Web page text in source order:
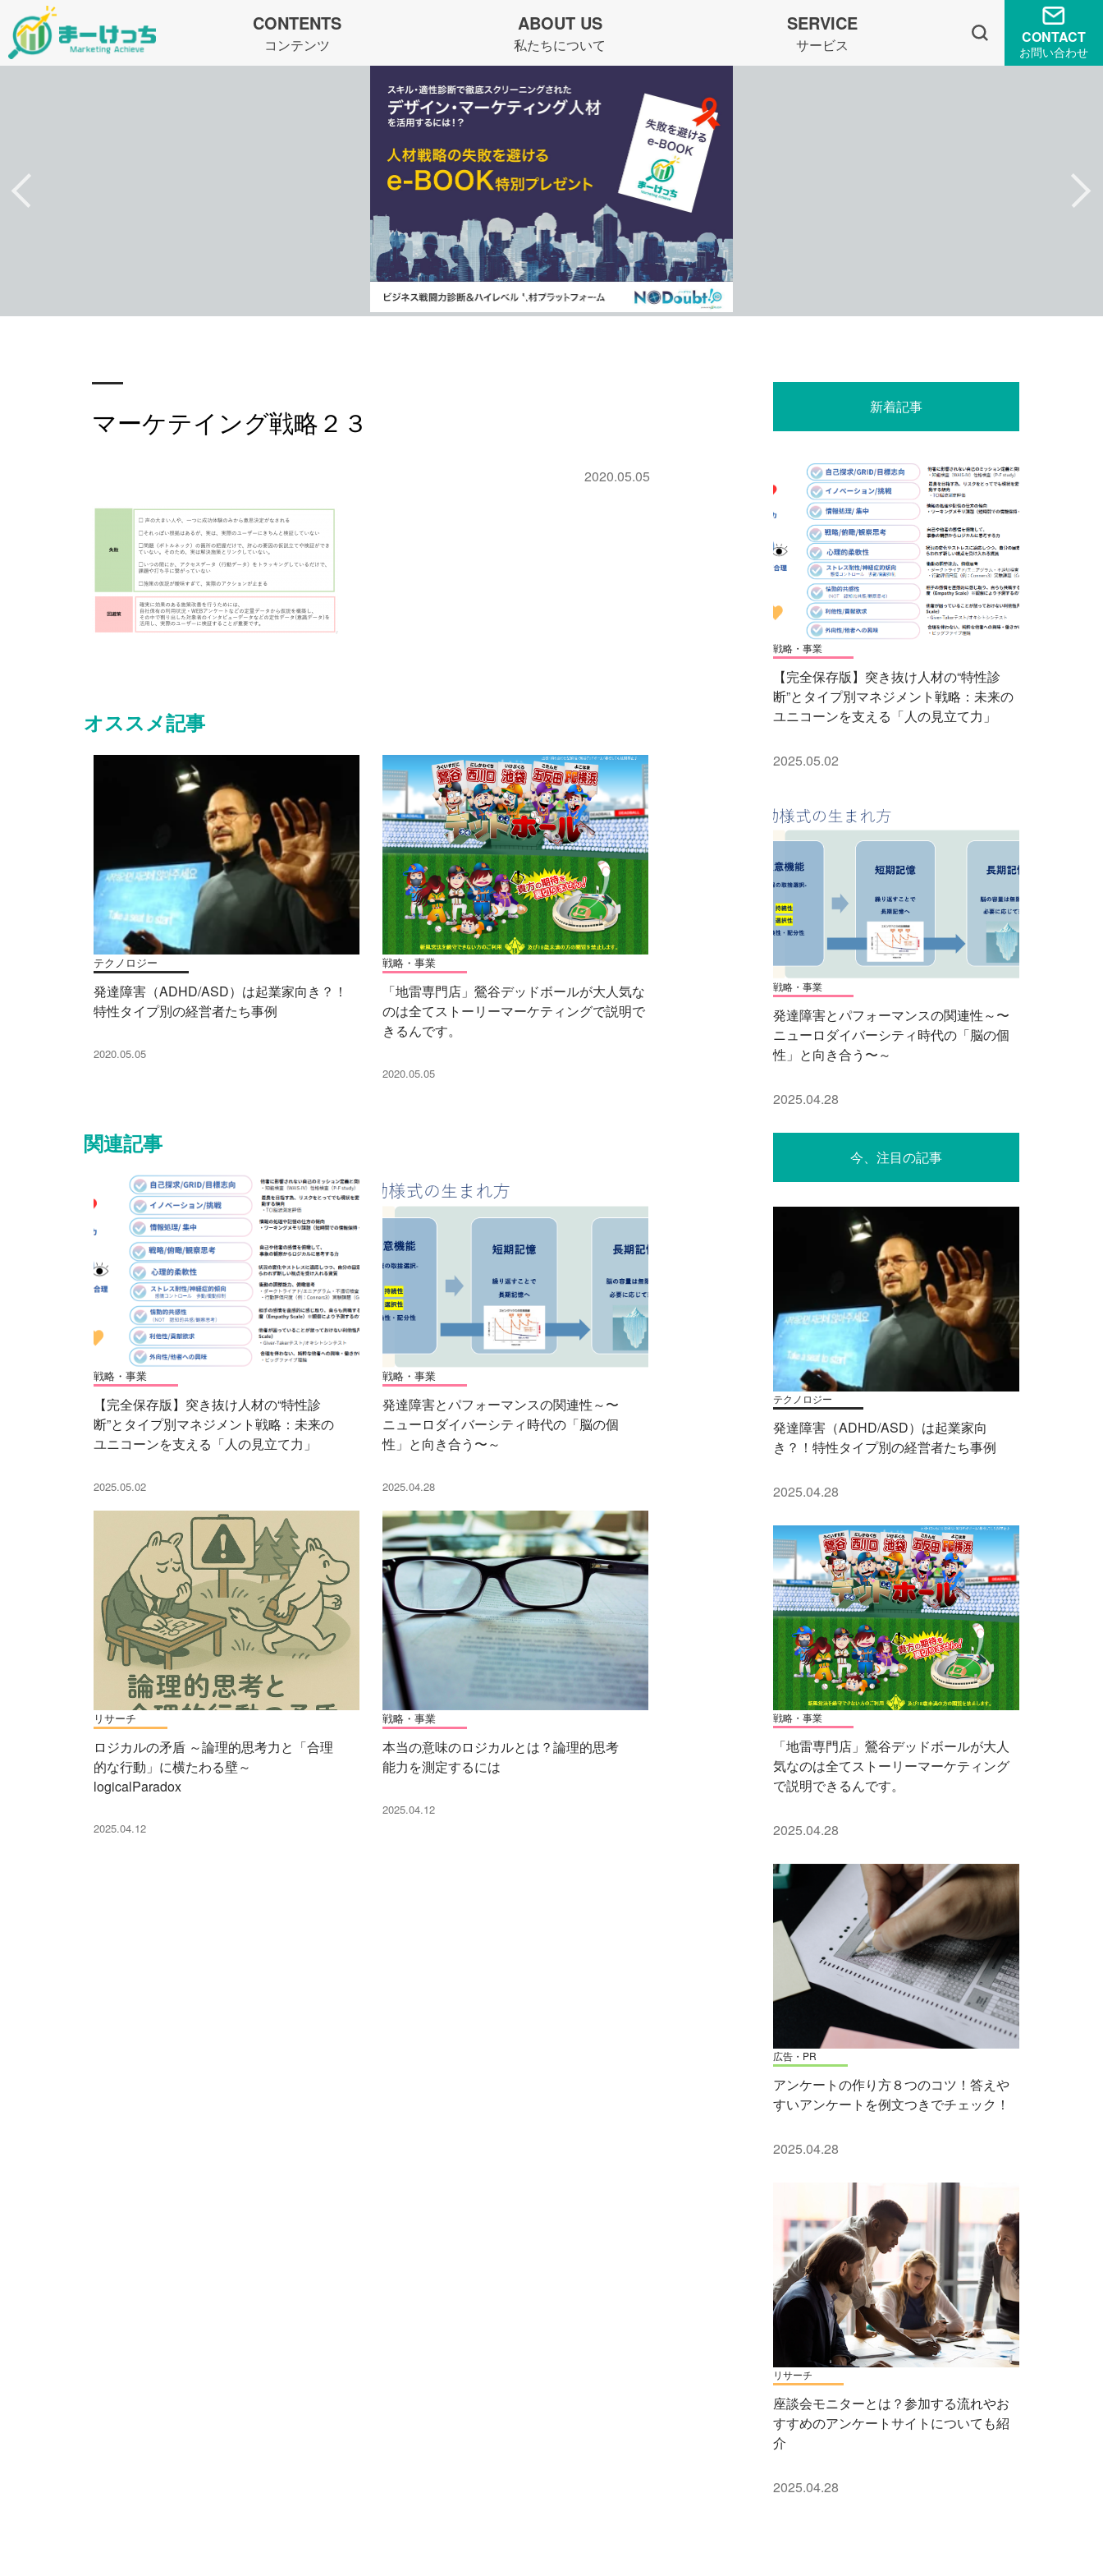
CONTENTS
コンテンツ
ABOUT US
私たちについて
SERVICE
サービス CONTACT
お問い合わせ
マーケテイング戦略２３
2020.05.05
オススメ記事
テクノロジー
発達障害（ADHD/ASD）は起業家向き？！
特性タイプ別の経営者たち事例
2020.05.05
戦略・事業
「地雷専門店」鶯谷デッドボールが大人気な
のは全てストーリーマーケティングで説明で
きるんです。
2020.05.05
関連記事
戦略・事業
【完全保存版】突き抜け人材の“特性診
断”とタイプ別マネジメント戦略：未来の
ユニコーンを支える「人の見立て力」
2025.05.02
戦略・事業
発達障害とパフォーマンスの関連性～〜
ニューロダイバーシティ時代の「脳の個
性」と向き合う〜～
2025.04.28
リサーチ
ロジカルの矛盾 ～論理的思考力と「合理
的な行動」に横たわる壁～
logicalParadox
2025.04.12
戦略・事業
本当の意味のロジカルとは？論理的思考
能力を測定するには
2025.04.12
新着記事
戦略・事業
【完全保存版】突き抜け人材の“特性診
断”とタイプ別マネジメント戦略：未来の
ユニコーンを支える「人の見立て力」
2025.05.02
戦略・事業
発達障害とパフォーマンスの関連性～〜
ニューロダイバーシティ時代の「脳の個
性」と向き合う〜～
2025.04.28
今、注目の記事
テクノロジー
発達障害（ADHD/ASD）は起業家向
き？！特性タイプ別の経営者たち事例
2025.04.28
戦略・事業
「地雷専門店」鶯谷デッドボールが大人
気なのは全てストーリーマーケティング
で説明できるんです。
2025.04.28
広告・PR
アンケートの作り方８つのコツ！答えや
すいアンケートを例文つきでチェック！
2025.04.28
リサーチ
座談会モニターとは？参加する流れやお
すすめのアンケートサイトについても紹
介
2025.04.28